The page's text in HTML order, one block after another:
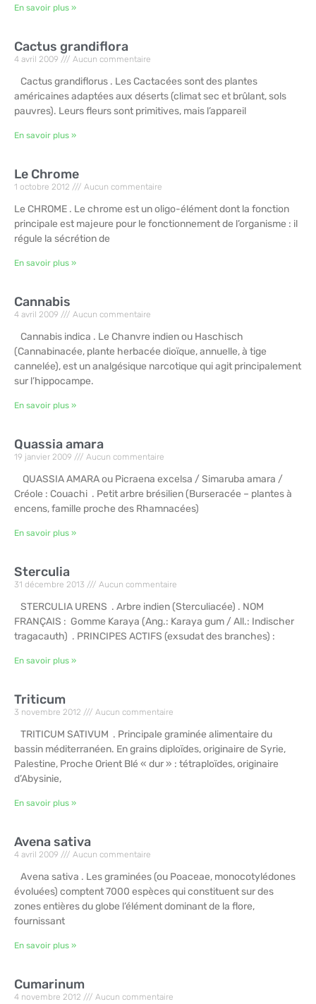
En savoir plus »
Cactus grandiflora
4 avril 2009 Aucun commentaire
Cactus grandiflorus . Les Cactacées sont des plantes
américaines adaptées aux déserts (climat sec et brûlant, sols
pauvres). Leurs fleurs sont primitives, mais l’appareil
En savoir plus »
Le Chrome
1 octobre 2012 Aucun commentaire
Le CHROME . Le chrome est un oligo-élément dont la fonction
principale est majeure pour le fonctionnement de l’organisme : il
régule la sécrétion de
En savoir plus »
Cannabis
4 avril 2009 Aucun commentaire
Cannabis indica . Le Chanvre indien ou Haschisch
(Cannabinacée, plante herbacée dioïque, annuelle, à tige
cannelée), est un analgésique narcotique qui agit principalement
sur l’hippocampe.
En savoir plus »
Quassia amara
19 janvier 2009 Aucun commentaire
QUASSIA AMARA ou Picraena excelsa / Simaruba amara /
Créole : Couachi . Petit arbre brésilien (Burseracée – plantes à
encens, famille proche des Rhamnacées)
En savoir plus »
Sterculia
31 décembre 2013 Aucun commentaire
STERCULIA URENS . Arbre indien (Sterculiacée) . NOM
FRANÇAIS : Gomme Karaya (Ang.: Karaya gum / All.: Indischer
tragacauth) . PRINCIPES ACTIFS (exsudat des branches) :
En savoir plus »
Triticum
3 novembre 2012 Aucun commentaire
TRITICUM SATIVUM . Principale graminée alimentaire du
bassin méditerranéen. En grains diploïdes, originaire de Syrie,
Palestine, Proche Orient Blé « dur » : tétraploïdes, originaire
d’Abysinie,
En savoir plus »
Avena sativa
4 avril 2009 Aucun commentaire
Avena sativa . Les graminées (ou Poaceae, monocotylédones
évoluées) comptent 7000 espèces qui constituent sur des
zones entières du globe l’élément dominant de la flore,
fournissant
En savoir plus »
Cumarinum
4 novembre 2012 Aucun commentaire